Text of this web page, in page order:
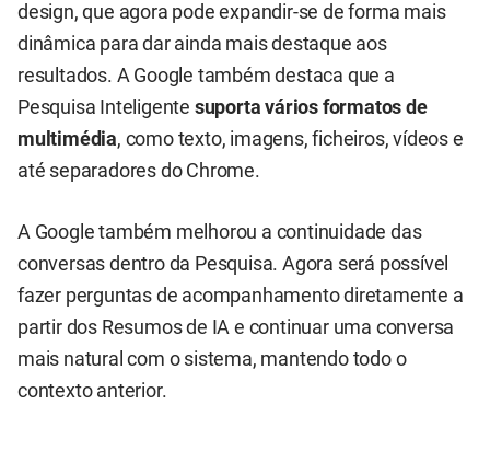
design, que agora pode expandir-se de forma mais
dinâmica para dar ainda mais destaque aos
resultados. A Google também destaca que a
Pesquisa Inteligente suporta vários formatos de
multimédia, como texto, imagens, ficheiros, vídeos e
até separadores do Chrome.
A Google também melhorou a continuidade das
conversas dentro da Pesquisa. Agora será possível
fazer perguntas de acompanhamento diretamente a
partir dos Resumos de IA e continuar uma conversa
mais natural com o sistema, mantendo todo o
contexto anterior.